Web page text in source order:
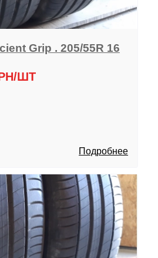
Grip . 205/55R 16
ШТ
Подробнее